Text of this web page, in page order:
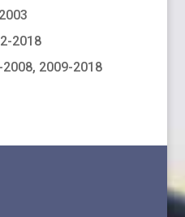
2018
2009-2018